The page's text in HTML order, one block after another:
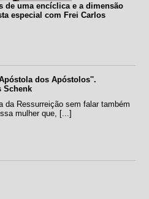
de uma encíclica e a dimensão
especial com Frei Carlos
dos Apóstolos''.
Schenk
da Ressurreição sem falar também
mulher que, [...]